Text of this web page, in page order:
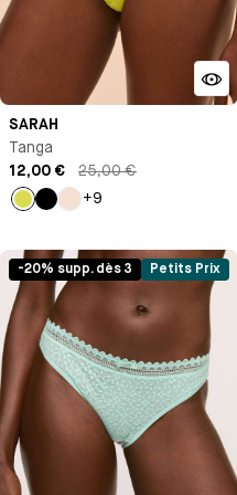
SARAH
Tanga
12,00 €
25,00 €
JauneNoirMilk
+9
-20% supp. dès 3 Petits Prix